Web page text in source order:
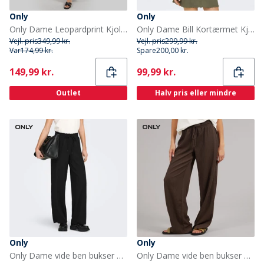
Only
Only Dame Leopardprint Kjole Sort
Vejl. pris349,99 kr.
Var174,99 kr.
Current
149,99 kr.
Outlet
Only
Only Dame Bill Kortærmet Kjole Mermaid
Vejl. pris299,99 kr.
Spare200,00 kr.
Current
99,99 kr.
Halv pris eller mindre
Only
Only Dame vide ben bukser Sort
Only
Only Dame vide ben bukser Chocolate Brown